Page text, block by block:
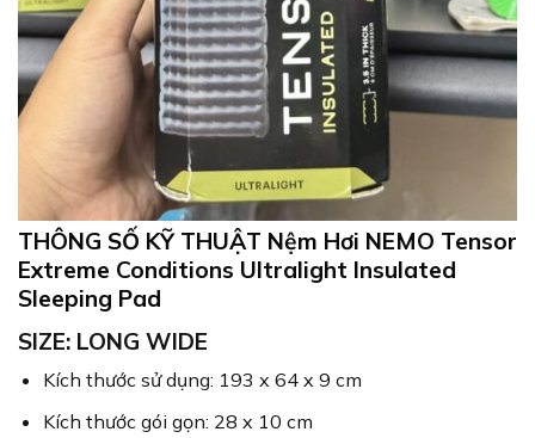
THÔNG SỐ KỸ THUẬT Nệm Hơi NEMO Tensor
Extreme Conditions Ultralight Insulated
Sleeping Pad
SIZE: LONG WIDE
Kích thước sử dụng: 193 x 64 x 9 cm
Kích thước gói gọn: 28 x 10 cm